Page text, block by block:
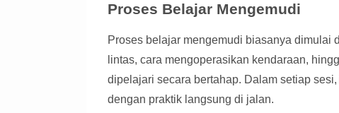
Proses Belajar Mengemudi
Proses belajar mengemudi biasanya dimulai
lintas, cara mengoperasikan kendaraan,
dipelajari secara bertahap. Dalam setiap
dengan praktik langsung di jalan.